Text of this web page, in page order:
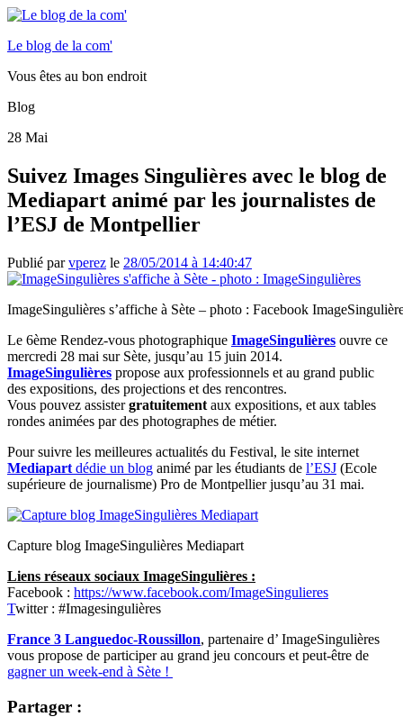
Le blog de la com'
Vous êtes au bon endroit
Blog
28 Mai
Suivez Images Singulières avec le blog de
Mediapart animé par les journalistes de
l’ESJ de Montpellier
Publié parvperez le 28/05/2014 à 14:40:47
ImageSingulières s’affiche à Sète – photo : Facebook
Le 6ème Rendez-vous photographique ImageSingulières ouvre ce
mercredi 28 mai sur Sète, jusqu’au 15 juin 2014.
ImageSingulières propose aux professionnels et au grand public
des expositions, des projections et des rencontres.
Vous pouvez assistergratuitement aux expositions, et aux tables
rondes animées par des photographes de métier.
Pour suivre les meilleures actualités du Festival, le site internet
Mediapart dédie un blog animé par les étudiants de l’ESJ (Ecole
supérieure de journalisme) Pro de Montpellier jusqu’au 31 mai.
Capture blog ImageSingulières Mediapart
Liens réseaux sociaux ImageSingulières :
Facebook : https://www.facebook.com/ImageSingulieres
Twitter : #Imagesingulières
France 3 Languedoc-Roussillon, partenaire d’ ImageSingulières
vous propose de participer au grand jeu concours et peut-être de
gagner un week-end à Sète !
Partager :